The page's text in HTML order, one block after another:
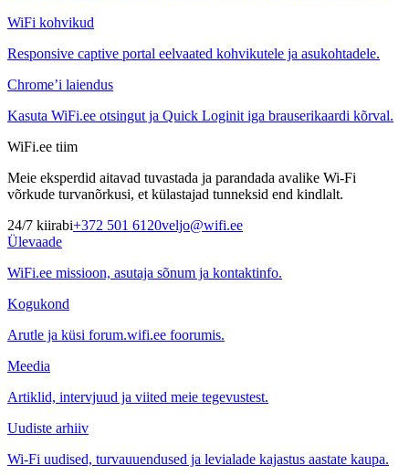
WiFi kohvikud
Responsive captive portal eelvaated kohvikutele ja asukohtadele.
Chrome’i laiendus
Kasuta WiFi.ee otsingut ja Quick Loginit iga brauserikaardi kõrval.
WiFi.ee tiim
Meie eksperdid aitavad tuvastada ja parandada avalike Wi-Fi
võrkude turvanõrkusi, et külastajad tunneksid end kindlalt.
24/7 kiirabi+372 501 6120veljo@wifi.ee
Ülevaade
WiFi.ee missioon, asutaja sõnum ja kontaktinfo.
Kogukond
Arutle ja küsi forum.wifi.ee foorumis.
Meedia
Artiklid, intervjuud ja viited meie tegevustest.
Uudiste arhiiv
Wi-Fi uudised, turvauuendused ja levialade kajastus aastate kaupa.